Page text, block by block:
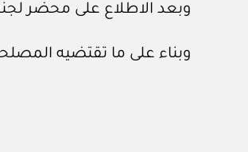
وبعد الاطلاع على محضر لجنة الأنظمة
وبناء على ما تقتضيه